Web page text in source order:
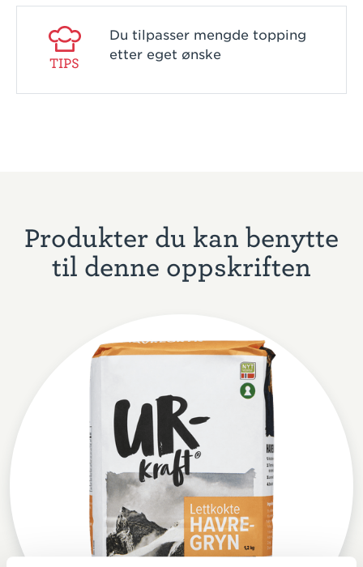
TIPS
Du tilpasser mengde topping
etter eget ønske
Produkter du kan benytte
til denne oppskriften